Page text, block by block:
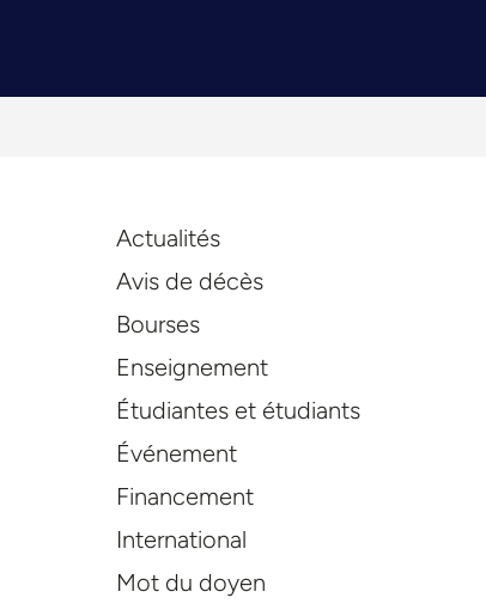
Actualités
Avis de décès
Bourses
Enseignement
Étudiantes et étudiants
Événement
Financement
International
Mot du doyen